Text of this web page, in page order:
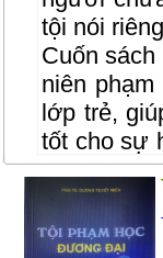
tội nói
Cuốn
niên
lớp trẻ,
tốt cho sự
pháp luật,
vào cuộc
Trân trọng